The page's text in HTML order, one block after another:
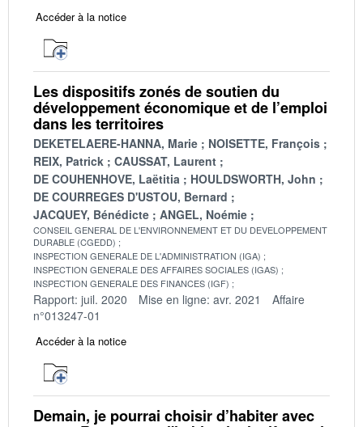
Accéder à la notice
Les dispositifs zonés de soutien du
développement économique et de l’emploi
dans les territoires
DEKETELAERE-HANNA, Marie
NOISETTE, François
REIX, Patrick
CAUSSAT, Laurent
DE COUHENHOVE, Laëtitia
HOULDSWORTH, John
DE COURREGES D'USTOU, Bernard
JACQUEY, Bénédicte
ANGEL, Noémie
CONSEIL GENERAL DE L'ENVIRONNEMENT ET DU DEVELOPPEMENT
DURABLE (CGEDD)
INSPECTION GENERALE DE L'ADMINISTRATION (IGA)
INSPECTION GENERALE DES AFFAIRES SOCIALES (IGAS)
INSPECTION GENERALE DES FINANCES (IGF)
Rapport: juil. 2020 Mise en ligne: avr. 2021
Affaire
n°013247-01
Accéder à la notice
Demain, je pourrai choisir d’habiter avec